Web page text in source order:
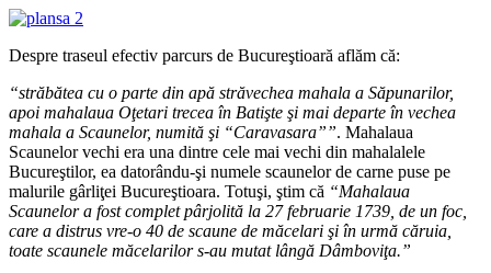
Despre traseul efectiv parcurs de Bucureştioară aflăm că:
“străbătea cu o parte din apă străvechea mahala a Săpunarilor,
apoi mahalaua Oţetari trecea în Batişte şi mai departe în vechea
mahala a Scaunelor, numită şi “Caravasara””. Mahalaua
Scaunelor vechi era una dintre cele mai vechi din mahalalele
Bucureştilor, ea datorându-şi numele scaunelor de carne puse pe
malurile gârliţei Bucureştioara. Totuşi, ştim că “Mahalaua
Scaunelor a fost complet pârjolită la 27 februarie 1739, de un foc,
care a distrus vre-o 40 de scaune de măcelari şi în urmă căruia,
toate scaunele măcelarilor s-au mutat lângă Dâmboviţa.”